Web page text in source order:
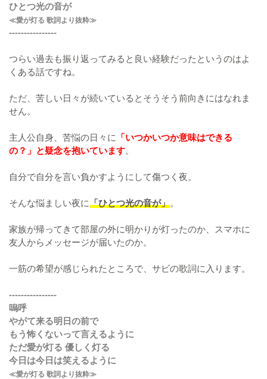
ひとつ光の音が
≪愛が灯る 歌詞より抜粋≫
----------------
つらい過去も振り返ってみると良い経験だったというのはよ
くある話ですね。
ただ、苦しい日々が続いているとそうそう前向きにはなれま
せん。
主人公自身、苦悩の日々に
「いつかいつか意味はできる
の？」と疑念を抱いています。
自分で自分を言い負かすようにして傷つく夜。
そんな悩ましい夜に「ひとつ光の音が」。
家族が帰ってきて部屋の外に明かりが灯ったのか、スマホに
友人からメッセージが届いたのか。
一筋の希望が感じられたところで、サビの歌詞に入ります。
----------------
嗚呼
やがて来る明日の前で
もう怖くないって言えるように
ただ愛が灯る 優しく灯る
今日は今日は笑えるように
≪愛が灯る 歌詞より抜粋≫